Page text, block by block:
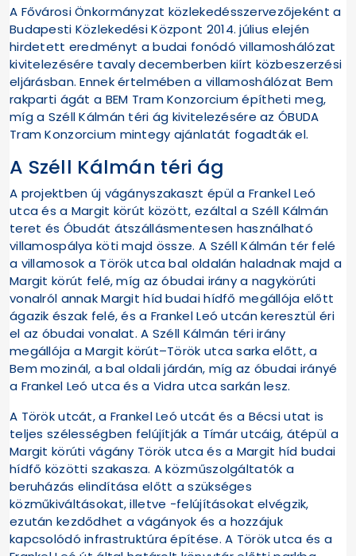
A Fővárosi Önkormányzat közlekedésszervezőjeként a
Budapesti Közlekedési Központ 2014. július elején
hirdetett eredményt a budai fonódó villamoshálózat
kivitelezésére tavaly decemberben kiírt közbeszerzési
eljárásban. Ennek értelmében a villamoshálózat Bem
rakparti ágát a BEM Tram Konzorcium építheti meg,
míg a Széll Kálmán téri ág kivitelezésére az ÓBUDA
Tram Konzorcium mintegy ajánlatát fogadták el.
A Széll Kálmán téri ág
A projektben új vágányszakaszt épül a Frankel Leó
utca és a Margit körút között, ezáltal a Széll Kálmán
teret és Óbudát átszállásmentesen használható
villamospálya köti majd össze. A Széll Kálmán tér felé
a villamosok a Török utca bal oldalán haladnak majd a
Margit körút felé, míg az óbudai irány a nagykörúti
vonalról annak Margit híd budai hídfő megállója előtt
ágazik észak felé, és a Frankel Leó utcán keresztül éri
el az óbudai vonalat. A Széll Kálmán téri irány
megállója a Margit körút–Török utca sarka előtt, a
Bem mozinál, a bal oldali járdán, míg az óbudai irányé
a Frankel Leó utca és a Vidra utca sarkán lesz.
A Török utcát, a Frankel Leó utcát és a Bécsi utat is
teljes szélességben felújítják a Tímár utcáig, átépül a
Margit körúti vágány Török utca és a Margit híd budai
hídfő közötti szakasza. A közműszolgáltatók a
beruházás elindítása előtt a szükséges
közműkiváltásokat, illetve -felújításokat elvégzik,
ezután kezdődhet a vágányok és a hozzájuk
kapcsolódó infrastruktúra építése. A Török utca és a